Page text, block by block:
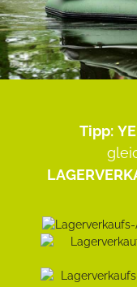
Tipp: